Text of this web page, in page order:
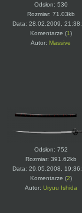
Odsłon: 530
Rozmiar: 71.03kb
Data: 28.02.2009,
Komentarze (1)
Autor: Massive
Odsłon: 752
Rozmiar: 391.62kb
Data: 29.05.2008,
Komentarze (2)
Autor: Uryuu Ishida